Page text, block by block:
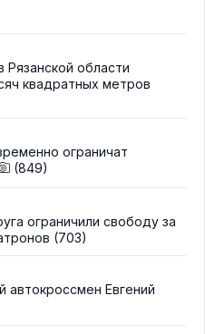
области
квадратных метров
ограничат
(849)
ограничили свободу за
(703)
автокроссмен Евгений